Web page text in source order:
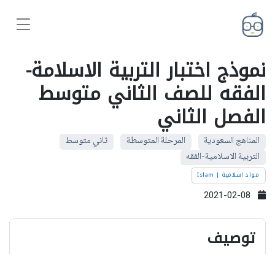
نموذج اختبار التربية الاسلامة-
الفقه للصف الثاني متوسط
الفصل الثاني
المناهج السعودية المرحلة المتوسطة
ثاني متوسط
التربية الاسلامية-الفقه
مواد اسلامية | Islam
توصيف